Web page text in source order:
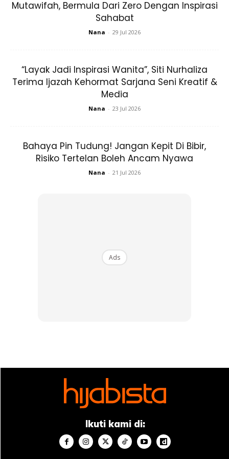
baharu, semak dengan persatuan kanser anda,
terutamanya jika masih menerima rawatan atau jika anda
mengalami reaksi kulit. Berikut adalah beberapa petua
Untuk mengelakkan jangkitan:Basuh tangan
sebelum memakai alat solek. Beli solekan baru
sebelum memulakan rawatan dan ganti eyeliner dan
Mutawifah, Bermula Dari Zero Dengan Inspirasi
Sahabat
Nana - 29 Jul 2026
“Layak Jadi Inspirasi Wanita”, Siti Nurhaliza
Terima Ijazah Kehormat Sarjana Seni Kreatif &
Media
Nana - 23 Jul 2026
Bahaya Pin Tudung! Jangan Kepit Di Bibir,
Risiko Tertelan Boleh Ancam Nyawa
Nana - 21 Jul 2026
Ads
Ikuti kami di: